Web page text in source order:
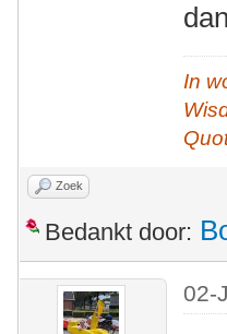
In
Zoek
Bedankt door:
02-